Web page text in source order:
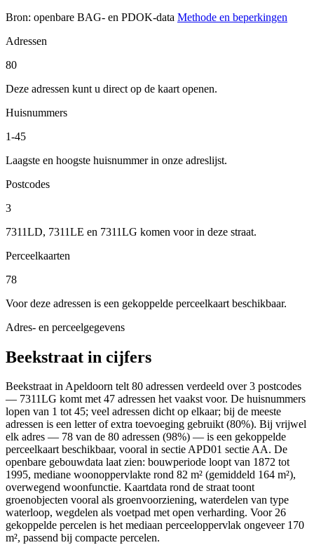
Bron: openbare BAG- en PDOK-data Methode en beperkingen
Adressen
80
Deze adressen kunt u direct op de kaart openen.
Huisnummers
1-45
Laagste en hoogste huisnummer in onze adreslijst.
Postcodes
3
7311LD, 7311LE en 7311LG komen voor in deze straat.
Perceelkaarten
78
Voor deze adressen is een gekoppelde perceelkaart beschikbaar.
Adres- en perceelgegevens
Beekstraat in cijfers
Beekstraat in Apeldoorn telt 80 adressen verdeeld over 3 postcodes
— 7311LG komt met 47 adressen het vaakst voor. De huisnummers
lopen van 1 tot 45; veel adressen dicht op elkaar; bij de meeste
adressen is een letter of extra toevoeging gebruikt (80%). Bij vrijwel
elk adres — 78 van de 80 adressen (98%) — is een gekoppelde
perceelkaart beschikbaar, vooral in sectie APD01 sectie AA. De
openbare gebouwdata laat zien: bouwperiode loopt van 1872 tot
1995, mediane woonoppervlakte rond 82 m² (gemiddeld 164 m²),
overwegend woonfunctie. Kaartdata rond de straat toont
groenobjecten vooral als groenvoorziening, waterdelen van type
waterloop, wegdelen als voetpad met open verharding. Voor 26
gekoppelde percelen is het mediaan perceeloppervlak ongeveer 170
m², passend bij compacte percelen.